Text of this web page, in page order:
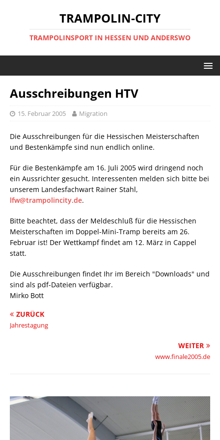
TRAMPOLIN-CITY
TRAMPOLINSPORT IN HESSEN UND ANDERSWO
Ausschreibungen HTV
15. Februar 2005 Migration
Die Ausschreibungen für die Hessischen Meisterschaften
und Bestenkämpfe sind nun endlich online.
Für die Bestenkämpfe am 16. Juli 2005 wird dringend noch
ein Aussrichter gesucht. Interessenten melden sich bitte bei
unserem Landesfachwart Rainer Stahl,
lfw@trampolincity.de.
Bitte beachtet, dass der Meldeschluß für die Hessischen
Meisterschaften im Doppel-Mini-Tramp bereits am 26.
Februar ist! Der Wettkampf findet am 12. März in Cappel
statt.
Die Ausschreibungen findet Ihr im Bereich "Downloads" und
sind als pdf-Dateien verfügbar.
Mirko Bott
ZURÜCK
Jahrestagung
WEITER
www.finale2005.de